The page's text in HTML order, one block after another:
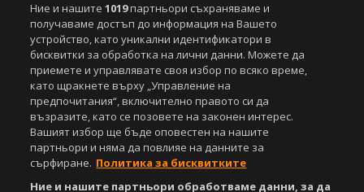
Ние и нашите1019партньори съхраняваме и
получаваме достъп до информация на Вашето
устройство, като уникални идентификатори в
бисквитки за обработка на лични данни. Можете да
приемете и управлявате своя избор по всяко време,
като щракнете върху „Управление на
предпочитания“, включително правото си да
възразите, като се позовете на законен интерес.
Вашият избор ще бъде оповестен на нашите
партньори и няма да повлияе на данните за
сърфиране. Политика за бисквитките
Ние и нашите партньори обработваме данни, за да